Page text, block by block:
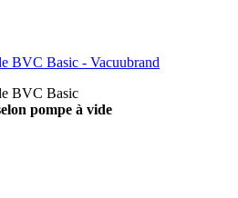
BVC Basic - Vacuubrand
BVC Basic
pompe à vide